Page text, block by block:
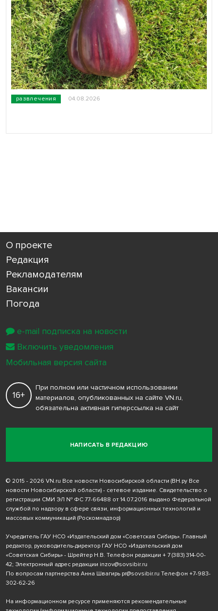
развлечения 04.08.2026
О проекте
Редакция
Рекламодателям
Вакансии
Погода
НАПИСАТЬ В РЕДАКЦИЮ
16+
При полном или частичном использовании
материалов, опубликованных на сайте VN.ru,
обязательна активная гиперссылка на сайт
© 2015 - 2026 VN.ru Все новости Новосибирской области (ВН.ру Все
новости Новосибирской области) - сетевое издание. Свидетельство о
регистрации СМИ ЭЛ № ФС 77-66488 от 14.07.2016 выдано Федеральной
службой по надзору в сфере связи, информационных технологий и
массовых коммуникаций (Роскомнадзор)
Учредитель ГАУ НСО «Издательский дом «Советская Сибирь». Главный
редактор, руководитель-директор ГАУ НСО «Издательский дом
«Советская Сибирь» - Шрейтер Н.В. Телефон редакции + 7 (383) 314-00-
42; Электронный адрес редакции inzov@sovsibir.ru
По вопросам партнерства Анна Швагирь pr@sovsibir.ru Телефон +7-983-
302-62-26
На информационном ресурсе применяются рекомендательные
e-mail подписка на новости
Включить уведомления
Мобильная версия сайта